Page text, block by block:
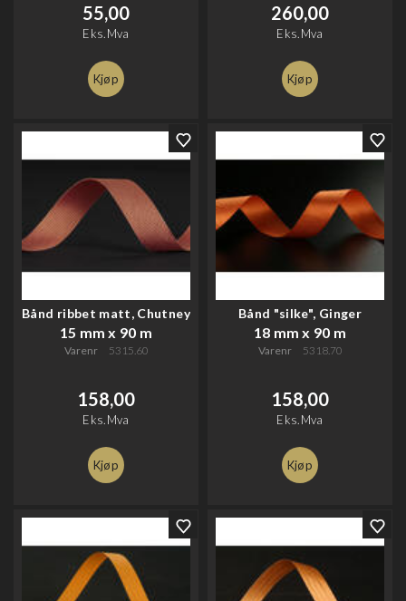
55,00
Eks.Mva
Kjøp
260,00
Eks.Mva
Kjøp
Bånd ribbet matt, Chutney
15 mm x 90 m
Varenr 5315.60
158,00
Eks.Mva
Kjøp
Bånd "silke", Ginger
18 mm x 90 m
Varenr 5318.70
158,00
Eks.Mva
Kjøp